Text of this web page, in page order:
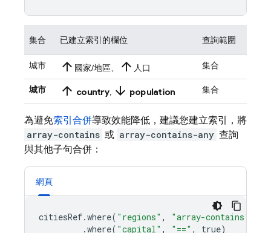
集合 已建立索引的欄位 查詢範圍
城市 arrow_upward 國家/地區、 arrow_upward 人口 集合
城市 arrow_upward country, arrow_downward population 集合
為避免索引合併導致效能降低，建議您建立索引，將
array-contains 或 array-contains-any 查詢
與其他子句合併：
網頁
citiesRef.where( "regions" , "array-contains"
.where( "capital" , "==" , true)